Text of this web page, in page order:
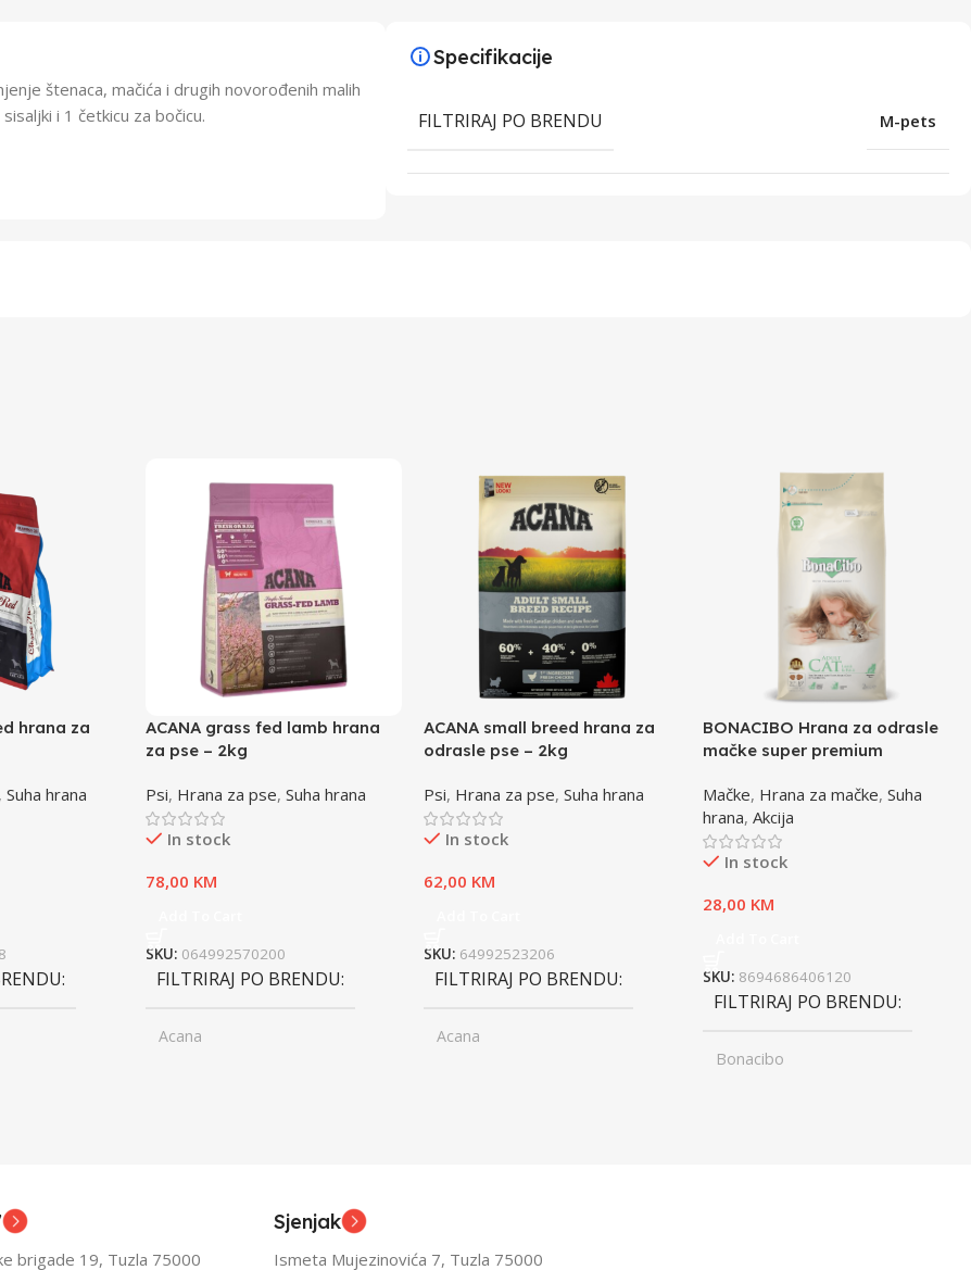
štenaca, mačića i drugih novorođenih malih
i 1 četkicu za bočicu.
Specifikacije
FILTRIRAJ PO BRENDU M-pets
hrana za
, Suha hrana
ACANA grass fed lamb hrana
za pse – 2kg
Psi, Hrana za pse, Suha hrana
In stock
78,00 KM
SKU: 064992570200
FILTRIRAJ PO BRENDU
Acana
FILTRIRAJ PO TEŽINI
ACANA small breed hrana za
odrasle pse – 2kg
Psi, Hrana za pse,Suha hrana
In stock
62,00 KM
SKU: 64992523206
FILTRIRAJ PO BRENDU
Acana
BONACIBO Hrana za odrasle
mačke super premium
Mačke, Hrana za mačke,Suha
hrana,Akcija
In stock
28,00 KM
SKU: 8694686406120
FILTRIRAJ PO BRENDU
Bonacibo
brigade 19, Tuzla 75000
Sjenjak
Ismeta Mujezinovića 7, Tuzla 75000